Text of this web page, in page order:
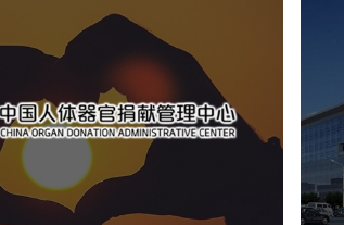
官捐献管理中心
国企 品牌官网
网站设计